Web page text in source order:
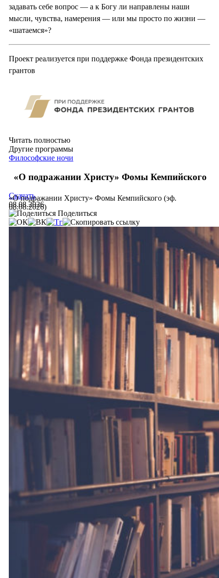
задавать себе вопрос — а к Богу ли направлены наши
мысли, чувства, намерения — или мы просто по жизни —
«шатаемся»?
Проект реализуется при поддержке Фонда президентских
грантов
Читать полностью
Другие программы
Философские ночи
«О подражании Христу» Фомы Кемпийского
«О подражании Христу» Фомы Кемпийского (эф.
08.08.2026)
Скачать
08.08.2026
Поделиться